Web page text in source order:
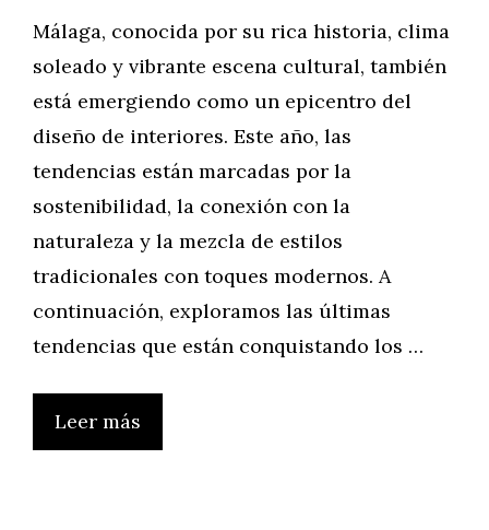
Málaga, conocida por su rica historia, clima
soleado y vibrante escena cultural, también
está emergiendo como un epicentro del
diseño de interiores. Este año, las
tendencias están marcadas por la
sostenibilidad, la conexión con la
naturaleza y la mezcla de estilos
tradicionales con toques modernos. A
continuación, exploramos las últimas
tendencias que están conquistando los …
Leer más